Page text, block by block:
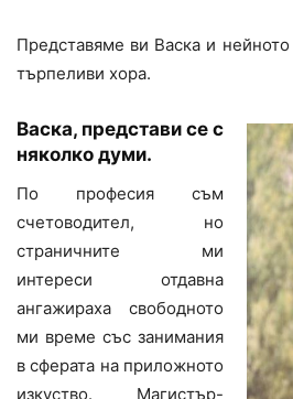
Представяме ви Васка и
търпеливи хора.
Васка, представи се с
няколко думи.
По професия съм
счетоводител, но
страничните ми
интереси отдавна
ангажираха свободното
ми време със занимания
в сферата на приложното
изкуство. Магистър-